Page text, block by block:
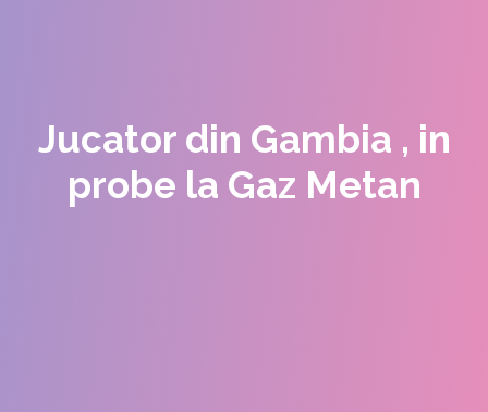
Jucator din Gambia , in
probe la Gaz Metan